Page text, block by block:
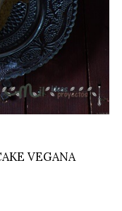
VEGANA